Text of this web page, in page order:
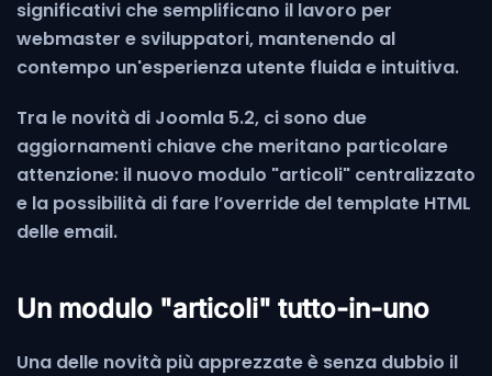
significativi che semplificano il lavoro per
webmaster e sviluppatori, mantenendo al
contempo un'esperienza utente fluida e intuitiva.
Tra le novità di Joomla 5.2, ci sono due
aggiornamenti chiave che meritano particolare
attenzione: il nuovo modulo "articoli" centralizzato
e la possibilità di fare l’override del template HTML
delle email.
Un modulo "articoli" tutto-in-uno
Una delle novità più apprezzate è senza dubbio il